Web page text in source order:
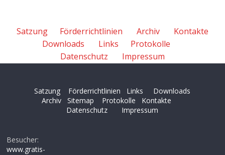
Satzung Förderrichtlinien Archiv
Kontakte
Downloads
Links
Protokolle
Datenschutz
Impressum
Satzung Förderrichtlinien Links
Downloads
Archiv
Sitemap Protokolle
Kontakte
Datenschutz
Impressum
Besucher:
www.gratis-